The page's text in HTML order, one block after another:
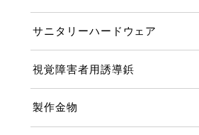
サニタリーハードウェア
視覚障害者用誘導鋲
製作金物